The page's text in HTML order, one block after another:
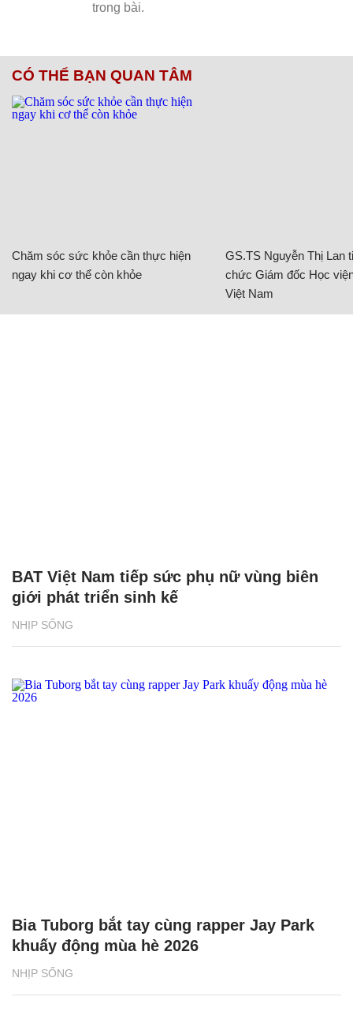
CÓ THỂ BẠN QUAN TÂM
Chăm sóc sức khỏe cần thực hiện
ngay khi cơ thể còn khỏe
GS.TS Nguyễn Thị Lan
chức Giám đốc Học
Việt Nam
NHỊP SỐNG
BAT Việt Nam tiếp sức phụ nữ vùng biên
giới phát triển sinh kế
NHỊP SỐNG
Bia Tuborg bắt tay cùng rapper Jay Park
khuấy động mùa hè 2026